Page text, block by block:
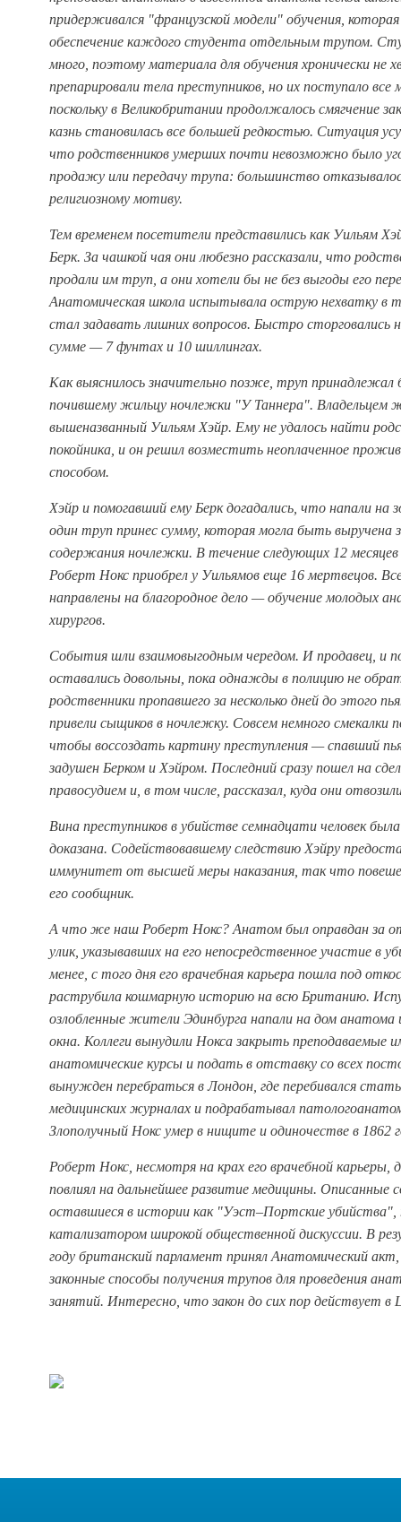
придерживался "французской модели" обучения, которая
обеспечение каждого студента отдельным трупом.
много, поэтому материала для обучения хронически не
препарировали тела преступников, но их поступало все
поскольку в Великобритании продолжалось смягчение
казнь становилась все большей редкостью. Ситуация
что родственников умерших почти невозможно было
продажу или передачу трупа: большинство
религиозному мотиву.
Тем временем посетители представились как Уильям
Берк. За чашкой чая они любезно рассказали, что
продали им труп, а они хотели бы не без выгоды его
Анатомическая школа испытывала острую нехватку в
стал задавать лишних вопросов. Быстро сторговались
сумме — 7 фунтах и 10 шиллингах.
Как выяснилось значительно позже, труп принадлежал
почившему жильцу ночлежки "У Таннера". Владельцем
вышеназванный Уильям Хэйр. Ему не удалось найти
покойника, и он решил возместить неоплаченное
способом.
Хэйр и помогавший ему Берк догадались, что напали
один труп принес сумму, которая могла быть выручена
содержания ночлежки. В течение следующих 12 месяцев
Роберт Нокс приобрел у Уильямов еще 16 мертвецов.
направлены на благородное дело — обучение молодых
хирургов.
События шли взаимовыгодным чередом. И продавец, и
оставались довольны, пока однажды в полицию не
родственники пропавшего за несколько дней до этого
привели сыщиков в ночлежку. Совсем немного смекалки
чтобы воссоздать картину преступления — спавший
задушен Берком и Хэйром. Последний сразу пошел на
правосудием и, в том числе, рассказал, куда они
Вина преступников в убийстве семнадцати человек
доказана. Содействовавшему следствию Хэйру
иммунитет от высшей меры наказания, так что
его сообщник.
А что же наш Роберт Нокс? Анатом был оправдан за
улик, указывавших на его непосредственное участие в
менее, с того дня его врачебная карьера пошла под
раструбила кошмарную историю на всю Британию.
озлобленные жители Эдинбурга напали на дом анатома
окна. Коллеги вынудили Нокса закрыть преподаваемые
анатомические курсы и подать в отставку со всех
вынужден перебраться в Лондон, где перебивался
медицинских журналах и подрабатывал
Злополучный Нокс умер в нищите и одиночестве в 1862
Роберт Нокс, несмотря на крах его врачебной карьеры,
повлиял на дальнейшее развитие медицины. Описанные
оставшиеся в истории как "Уэст–Портские убийства",
катализатором широкой общественной дискуссии. В
году британский парламент принял Анатомический
законные способы получения трупов для проведения
занятий. Интересно, что закон до сих пор действует